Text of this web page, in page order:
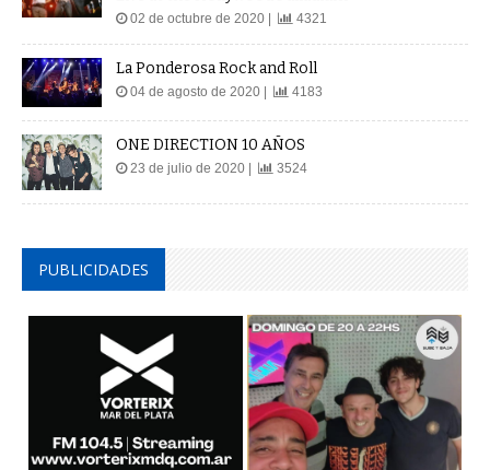
02 de octubre de 2020 | 4321
La Ponderosa Rock and Roll
04 de agosto de 2020 | 4183
ONE DIRECTION 10 AÑOS
23 de julio de 2020 | 3524
PUBLICIDADES